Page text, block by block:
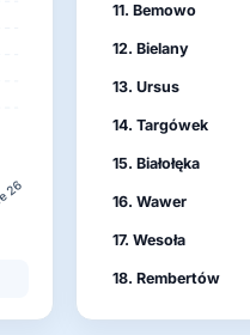
26
11. Bemowo
12. Bielany
13. Ursus
14. Targówek
15. Białołęka
16. Wawer
17. Wesoła
18. Rembertów